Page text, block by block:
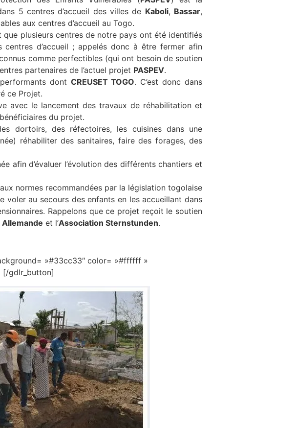
5 centres d’accueil des villes de Kaboli, Bassar,
aux centres d’accueil au Togo.
plusieurs centres de notre pays ont été identifiés
d’accueil ; appelés donc à être fermer afin
comme perfectibles (qui ont besoin de soutien
partenaires de l’actuel projet PASPEV.
dont CREUSET TOGO. C’est donc dans
ce Projet.
avec le lancement des travaux de réhabilitation et
du projet.
dortoirs, des réfectoires, les cuisines dans une
réhabiliter des sanitaires, faire des forages, des
afin d’évaluer l’évolution des différents chantiers et
normes recommandées par la législation togolaise
au secours des enfants en les accueillant dans
Rappelons que ce projet reçoit le soutien
et l’Association Sternstunden.
»#33cc33″ color= »#ffffff »
[/gdlr_button]